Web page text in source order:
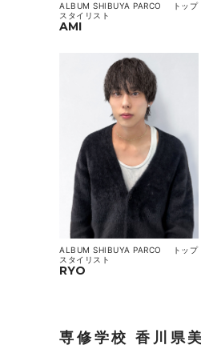
AMI
ALBUM SHIBUYA PARCO
トップ
スタイリスト
RYO
ALBUM SHIBUYA PARCO
トップ
スタイリスト
専修学校 香川県